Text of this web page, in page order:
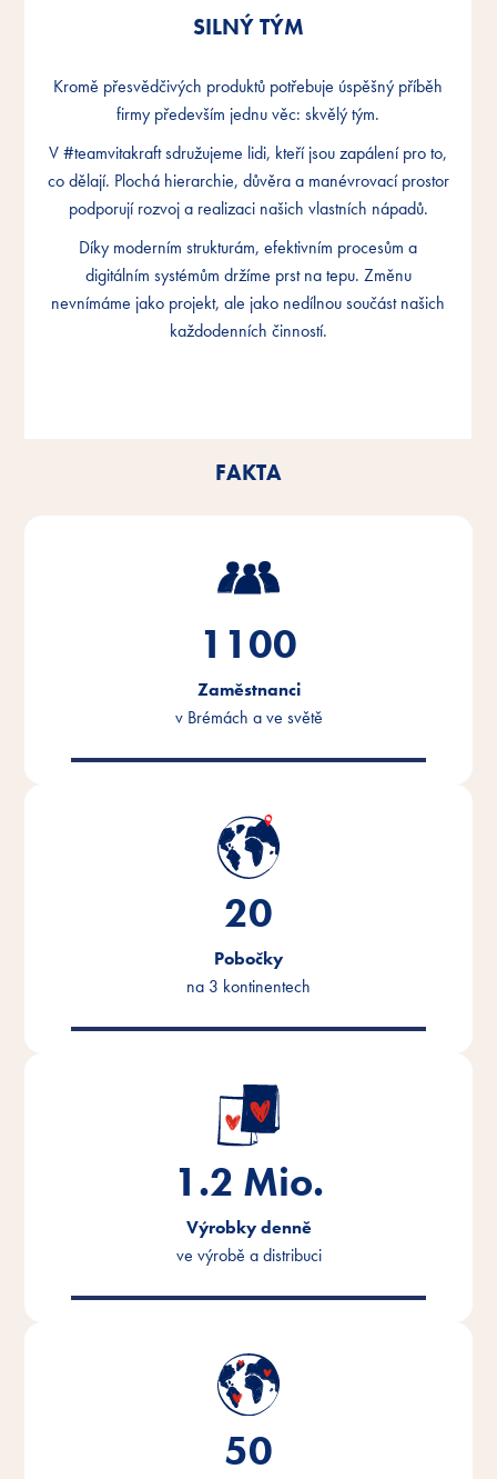
SILNÝ TÝM
Kromě přesvědčivých produktů potřebuje úspěšný příběh
firmy především jednu věc: skvělý tým.
V #teamvitakraft sdružujeme lidi, kteří jsou zapálení pro to,
co dělají. Plochá hierarchie, důvěra a manévrovací prostor
podporují rozvoj a realizaci našich vlastních nápadů.
Díky moderním strukturám, efektivním procesům a
digitálním systémům držíme prst na tepu. Změnu
nevnímáme jako projekt, ale jako nedílnou součást našich
každodenních činností.
SILNÝ TÝM
Kromě přesvědčivých produktů potřebuje úspěšný příběh
firmy především jednu věc: skvělý tým.
V #teamvitakraft sdružujeme lidi, kteří jsou zapálení pro to,
co dělají. Plochá hierarchie, důvěra a manévrovací prostor
podporují rozvoj a realizaci našich vlastních nápadů.
Díky moderním strukturám, efektivním procesům a
digitálním systémům držíme prst na tepu. Změnu
nevnímáme jako projekt, ale jako nedílnou součást našich
každodenních činností.
SILNÝ TÝM
Kromě přesvědčivých produktů potřebuje úspěšný příběh
firmy především jednu věc: skvělý tým.
V #teamvitakraft sdružujeme lidi, kteří jsou zapálení pro to,
co dělají. Plochá hierarchie, důvěra a manévrovací prostor
podporují rozvoj a realizaci našich vlastních nápadů.
Díky moderním strukturám, efektivním procesům a
digitálním systémům držíme prst na tepu. Změnu
nevnímáme jako projekt, ale jako nedílnou součást našich
každodenních činností.
FAKTA
1100
Zaměstnanci
v Brémách a ve světě
20
Pobočky
na 3 kontinentech
1.2 Mio.
Výrobky denně
ve výrobě a distribuci
50